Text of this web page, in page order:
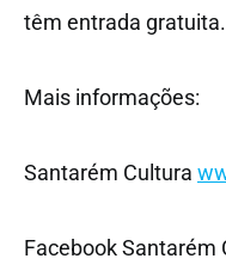
têm entrada gratuita.
Mais informações:
Santarém Cultura
Facebook Santarém